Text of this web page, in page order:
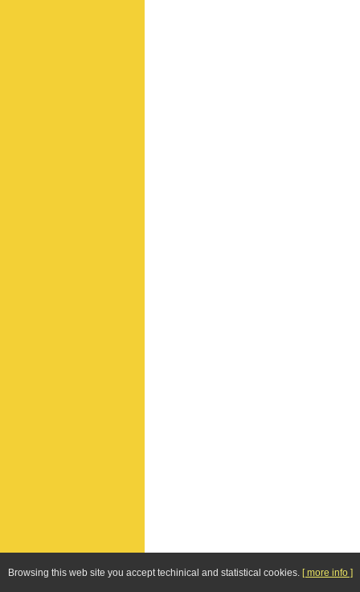
Browsing this web site you accept techinical and statistical cookies. [ more info ]